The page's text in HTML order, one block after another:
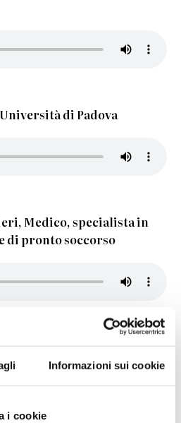
Informazioni sui cookie
i cookie
di Padova
Medico, specialista in
di pronto soccorso
Ufficio del Difensore